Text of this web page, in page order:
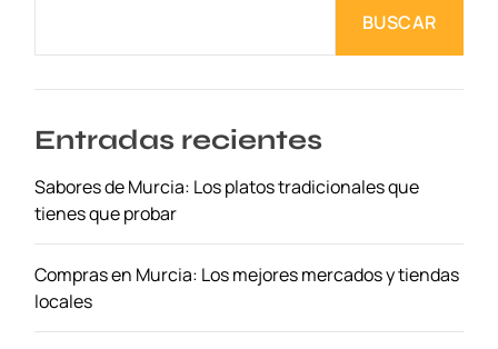
e
c
e
t
a
BUSCAR
Entradas recientes
Sabores de Murcia: Los platos tradicionales que
tienes que probar
Compras en Murcia: Los mejores mercados y tiendas
locales